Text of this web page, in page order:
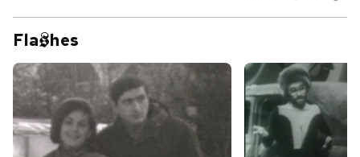
Fla hes